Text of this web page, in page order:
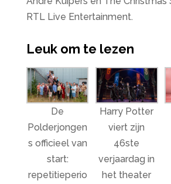
RTL Live Entertainment.
Leuk om te lezen
De
Polderjongen
s officieel van
start:
repetitieperio
Harry Potter
viert zijn
46ste
verjaardag in
het theater